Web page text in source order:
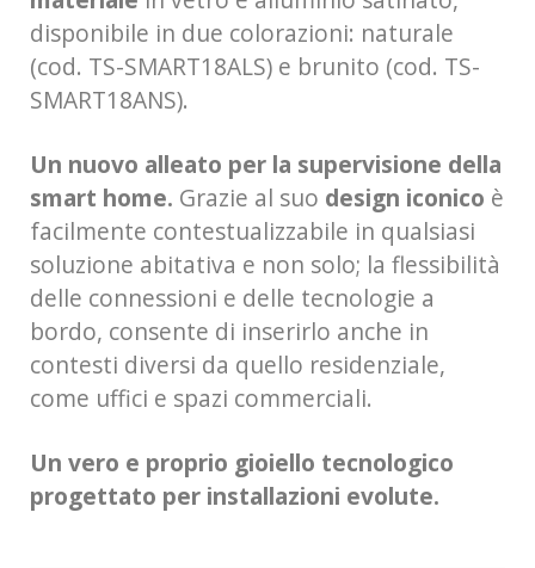
disponibile in due colorazioni: naturale
(cod. TS-SMART18ALS) e brunito (cod. TS-
SMART18ANS).
Un nuovo alleato per la supervisione della
smart home. Grazie al suo design iconico è
facilmente contestualizzabile in qualsiasi
soluzione abitativa e non solo; la flessibilità
delle connessioni e delle tecnologie a
bordo, consente di inserirlo anche in
contesti diversi da quello residenziale,
come uffici e spazi commerciali.
Un vero e proprio gioiello tecnologico
progettato per installazioni evolute.